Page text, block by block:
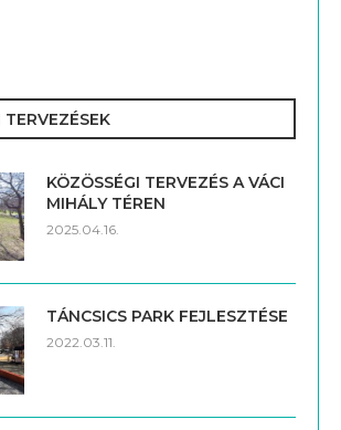
TERVEZÉSEK
KÖZÖSSÉGI TERVEZÉS A VÁCI
MIHÁLY TÉREN
2025.04.16.
TÁNCSICS PARK FEJLESZTÉSE
2022.03.11.